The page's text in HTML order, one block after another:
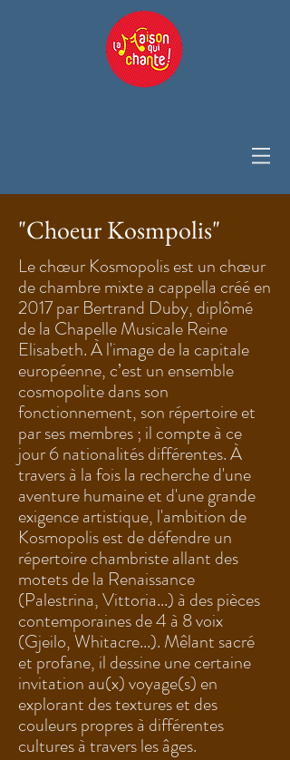
"Choeur Kosmpolis"
Le chœur Kosmopolis est un chœur
de chambre mixte a cappella créé en
2017 par Bertrand Duby, diplômé
de la Chapelle Musicale Reine
Elisabeth. À l'image de la capitale
européenne, c’est un ensemble
cosmopolite dans son
fonctionnement, son répertoire et
par ses membres ; il compte à ce
jour 6 nationalités différentes. À
travers à la fois la recherche d'une
aventure humaine et d'une grande
exigence artistique, l'ambition de
Kosmopolis est de défendre un
répertoire chambriste allant des
motets de la Renaissance
(Palestrina, Vittoria...) à des pièces
contemporaines de 4 à 8 voix
(Gjeilo, Whitacre...). Mêlant sacré
et profane, il dessine une certaine
invitation au(x) voyage(s) en
explorant des textures et des
couleurs propres à différentes
cultures à travers les âges.